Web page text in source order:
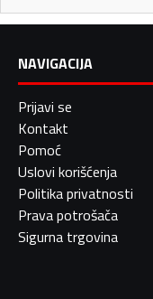
NAVIGACIJA
Prijavi se
Kontakt
Pomoć
Uslovi korišćenja
Politika privatnosti
Prava potrošača
Sigurna trgovina